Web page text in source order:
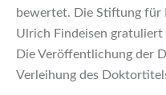
bewertet. Die Stiftung für
Ulrich Findeisen gratuliert
Die Veröffentlichung der
Verleihung des